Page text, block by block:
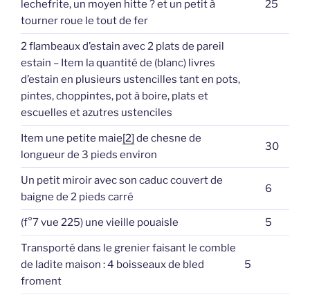
lechefrite, un moyen hitte ? et un petit à
tourner roue le tout de fer
25
2 flambeaux d’estain avec 2 plats de pareil
estain – Item la quantité de (blanc) livres
d’estain en plusieurs ustencilles tant en pots,
pintes, choppintes, pot à boire, plats et
escuelles et azutres ustenciles
Item une petite maie[2] de chesne de
longueur de 3 pieds environ
30
Un petit miroir avec son caduc couvert de
baigne de 2 pieds carré
6
(f°7 vue 225) une vieille pouaisle 5
Transporté dans le grenier faisant le comble
de ladite maison : 4 boisseaux de bled
froment
5